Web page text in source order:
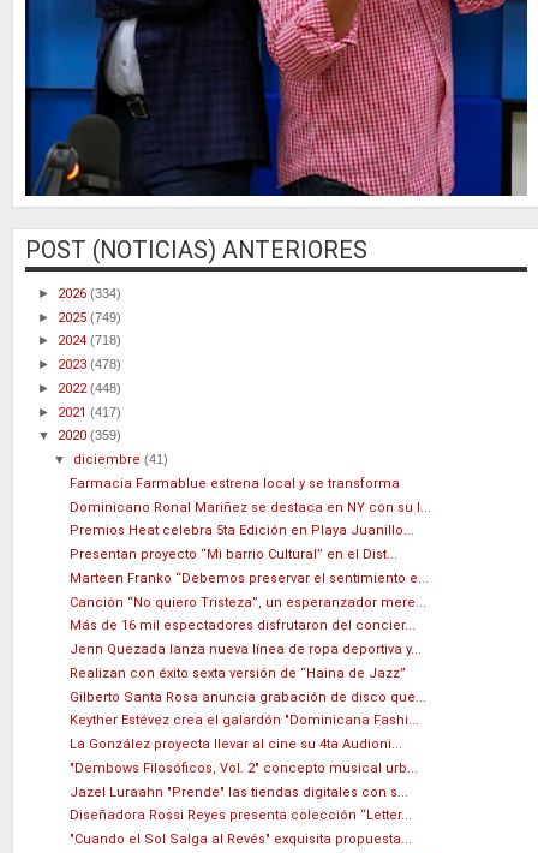
POST (NOTICIAS) ANTERIORES
► 2026 (334)
► 2025 (749)
► 2024 (718)
► 2023 (478)
► 2022(448)
► 2021 (417)
▼ 2020 (359)
▼ diciembre(41)
Farmacia Farmablue estrena local y se transforma
Dominicano Ronal Mariñez se destaca en NY con su l...
Premios Heat celebra 5ta Edición en Playa Juanillo...
Presentan proyecto “Mi barrio Cultural” en el Dist...
Marteen Franko “Debemos preservar el sentimiento e...
Canción “No quiero Tristeza”, un esperanzador mere...
Más de 16 mil espectadores disfrutaron del concier...
Jenn Quezada lanza nueva línea de ropa deportiva y...
Realizan con éxito sexta versión de “Haina de Jazz”
Gilberto Santa Rosa anuncia grabación de disco que...
Keyther Estévez crea el galardón "Dominicana Fashi...
La González proyecta llevar al cine su 4ta Audioni...
"Dembows Filosóficos, Vol. 2" concepto musical urb...
Jazel Luraahn "Prende" las tiendas digitales con s...
Diseñadora Rossi Reyes presenta colección “Letter...
"Cuando el Sol Salga al Revés" exquisita propuesta...